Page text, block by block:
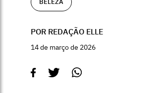
BELEZA
POR REDAÇÃO ELLE
14 de março de 2026